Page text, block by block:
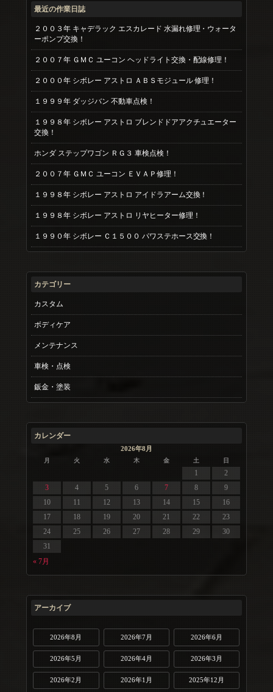
最近の作業日誌
２００３年 キャデラック エスカレード 水漏れ修理・ウォータ
ーポンプ交換！
２００７年 ＧＭＣ ユーコン ヘッドライト交換・配線修理！
２０００年 シボレー アストロ ＡＢＳモジュール 修理！
１９９９年 ダッジバン 不動車点検！
１９９８年 シボレー アストロ ブレンドドアアクチュエーター
交換！
ホンダ ステップワゴン ＲＧ３ 車検点検！
２００７年 ＧＭＣ ユーコン ＥＶＡＰ修理！
１９９８年 シボレー アストロ アイドラアーム交換！
１９９８年 シボレー アストロ リヤヒーター修理！
１９９０年 シボレー Ｃ１５００ パワステホース交換！
カテゴリー
カスタム
ボディケア
メンテナンス
車検・点検
鈑金・塗装
カレンダー
2026年8月
月 火 水 木 金 土 日
« 7月
1
2
3
4 5 6 7 8
9
10
11 12 13 14 15
16
17
18 19 20 21 22
23
24
25 26 27 28 29
30
31
アーカイブ
2026年8月 2026年7月 2026年6月
2026年5月 2026年4月 2026年3月
2026年2月 2026年1月 2025年12月